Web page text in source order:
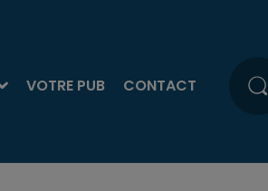
VOTRE PUB CONTACT